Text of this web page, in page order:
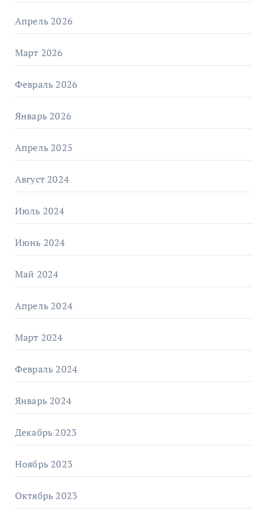
Апрель 2026
Март 2026
Февраль 2026
Январь 2026
Апрель 2025
Август 2024
Июль 2024
Июнь 2024
Май 2024
Апрель 2024
Март 2024
Февраль 2024
Январь 2024
Декабрь 2023
Ноябрь 2023
Октябрь 2023